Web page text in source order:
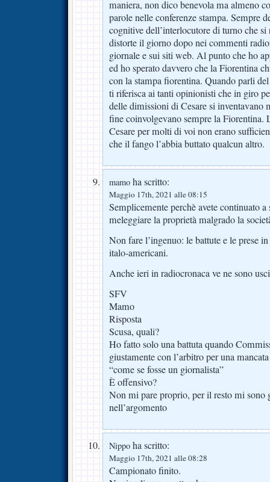
maniera, non dico benevola ma almeno
parole nelle conferenze stampa. Sempre
cognitive dell’interlocutore di turno che
distorte il giorno dopo nei commenti
giornale e sui siti web. Al punto che ho
ed ho sperato davvero che la Fiorentina
con la stampa fiorentina. Quando parli
ti riferisca ai tanti opinionisti che in giro
delle dimissioni di Cesare si inventavano
fine coinvolgevano sempre la Fiorentina.
Cesare per molti di voi non erano
che il fango l’abbia buttato qualcun altro.
mamo ha scritto:
Maggio 17th, 2021 alle 08:15
Semplicemente perchè avete continuato a
meleggiare la proprietà malgrado la
Non fare l’ingenuo: le battute e le prese
italo-americani.
Anche ieri in radiocronaca ve ne sono
SFV
Mamo
Risposta
Scusa, quali?
Ho fatto solo una battuta quando
giustamente con l’arbitro per una
“come se fosse un giornalista”
È offensivo?
Non mi pare proprio, per il resto mi sono
nell’argomento
Nippo ha scritto:
Maggio 17th, 2021 alle 08:28
Campionato finito.